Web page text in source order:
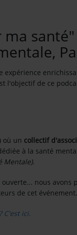
expérience
l'objectif de ce
où un collectif
à la santé
Mentale).
nous avons
de cet événement.
C'est ici.